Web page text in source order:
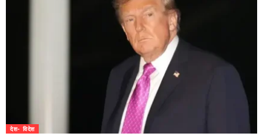
देश- विदेश